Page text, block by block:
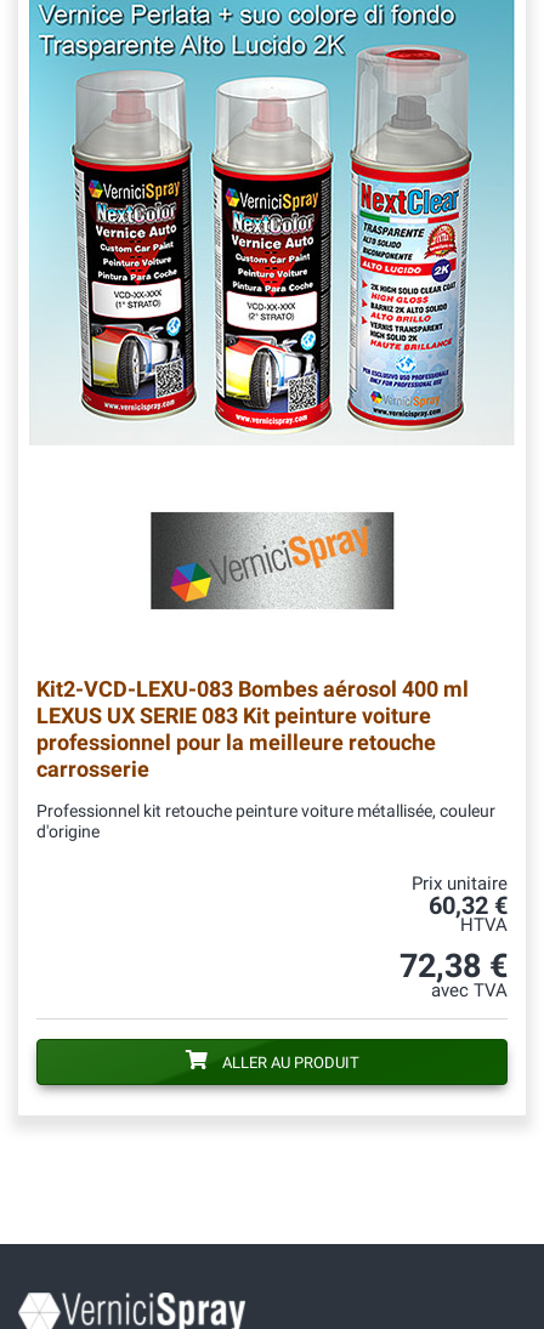
Kit2-VCD-LEXU-083 Bombes aérosol 400 ml
LEXUS UX SERIE 083 Kit peinture voiture
professionnel pour la meilleure retouche
carrosserie
Professionnel kit retouche peinture voiture métallisée, couleur
d'origine
Prix unitaire
60,32 €
HTVA
72,38 €
avec TVA
ALLER AU PRODUIT